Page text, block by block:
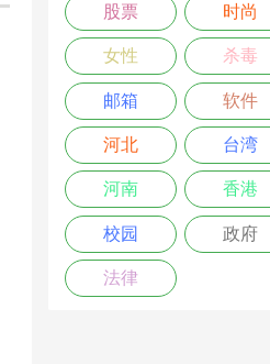
股票 时尚
女性 杀毒
邮箱 软件
河北 台湾
河南 香港
校园 政府
法律